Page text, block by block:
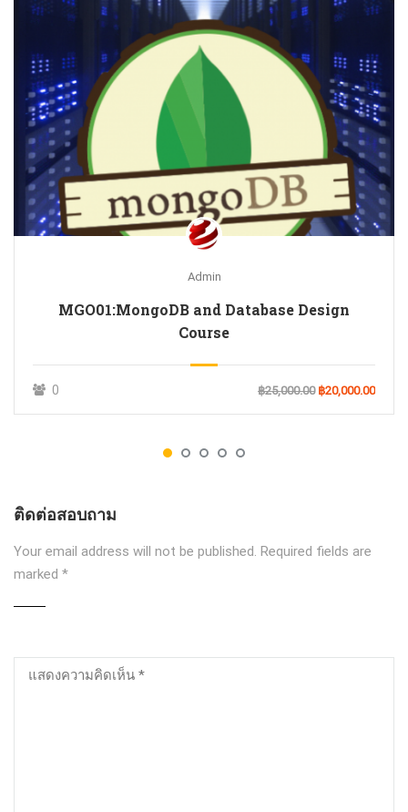
Admin
MGO01:MongoDB and Database Design
Course
0 ฿25,000.00฿20,000.00
ติดต่อสอบถาม
Your email address will not be published. Required fields are
marked *